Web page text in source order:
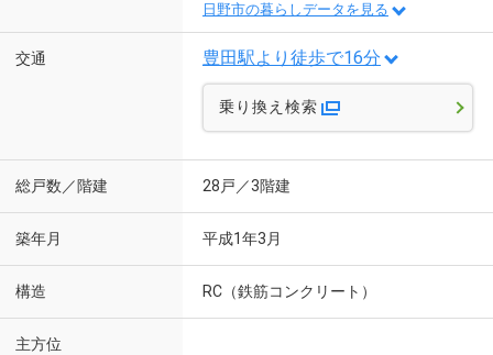
日野市の暮らしデータを見る
交通 豊田駅より徒歩で16分
乗り換え検索
総戸数／階建 28戸／3階建
築年月 平成1年3月
構造 RC（鉄筋コンクリート）
主方位